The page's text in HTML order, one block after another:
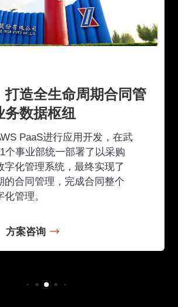
打造全生命周期合同管
数据枢纽
PaaS进行应用开发，在武
个事业部统一部署了以采购
字化管理系统，最终实现了
的合同管理，完成合同整个
管理。
方案咨询